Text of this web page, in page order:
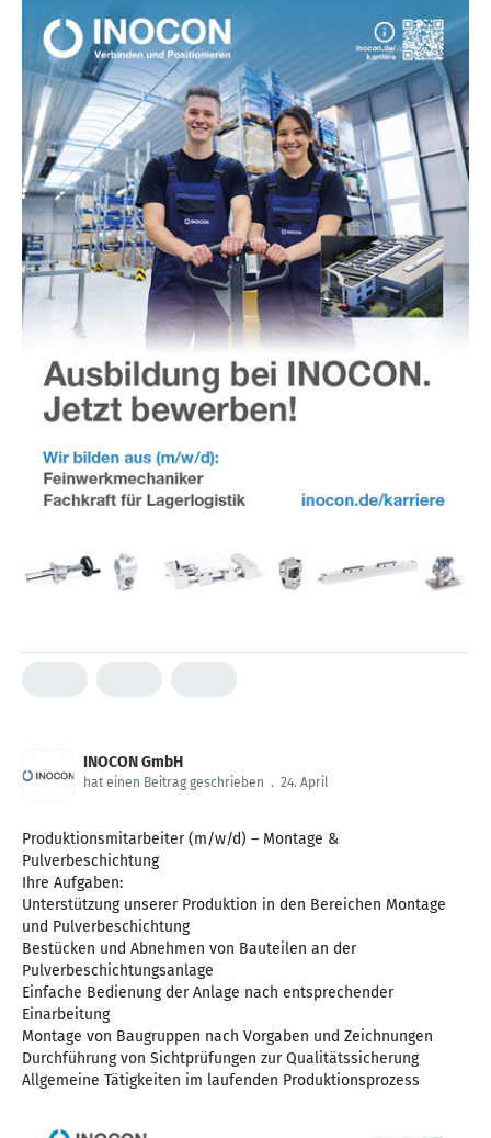
INOCON GmbH
hat einen Beitrag geschrieben . 24. April
Produktionsmitarbeiter (m/w/d) – Montage &
Pulverbeschichtung
Ihre Aufgaben:
Unterstützung unserer Produktion in den Bereichen Montage
und Pulverbeschichtung
Bestücken und Abnehmen von Bauteilen an der
Pulverbeschichtungsanlage
Einfache Bedienung der Anlage nach entsprechender
Einarbeitung
Montage von Baugruppen nach Vorgaben und Zeichnungen
Durchführung von Sichtprüfungen zur Qualitätssicherung
Allgemeine Tätigkeiten im laufenden Produktionsprozess